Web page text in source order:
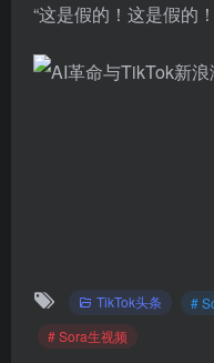
“这是假的！这是假的
TikTok头条 #
# Sora生视频